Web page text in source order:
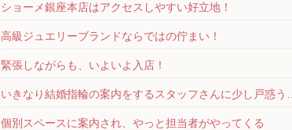
ショーメ銀座本店はアクセスしやすい好立地！
高級ジュエリーブランドならではの佇まい！
緊張しながらも、いよいよ入店！
いきなり結婚指輪の案内をするスタッフさんに少し戸惑う…
個別スペースに案内され、やっと担当者がやってくる